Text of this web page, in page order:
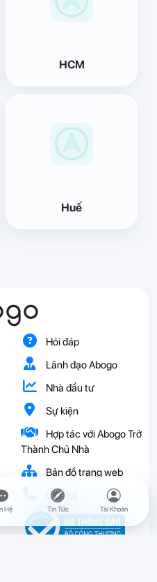
HCM
Huế
Hỏi đáp
Lãnh đạo Abogo
Nhà đầu tư
Sự kiện
Hợp tác với Abogo Trở
Thành Chủ Nhà
Bản đồ trang web
Liên hệ
Hệ Tin Tức Tài Khoản